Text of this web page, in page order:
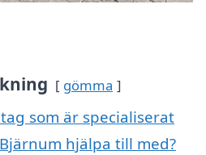
gömma
som är specialiserat
hjälpa till med?